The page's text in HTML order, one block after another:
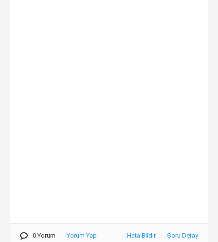
0 Yorum Yorum Yap Hata Bildir Soru Detay